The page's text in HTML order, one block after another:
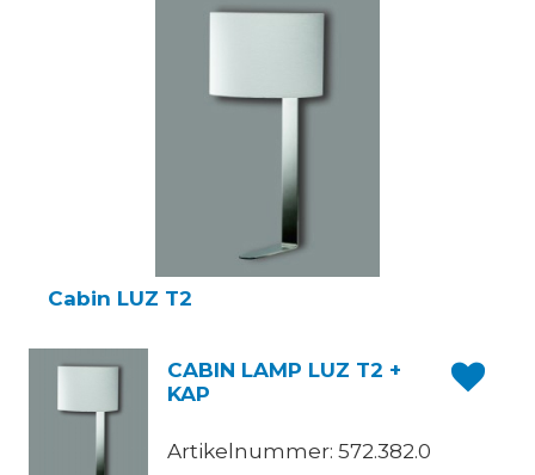
Cabin LUZ T2
CABIN LAMP LUZ T2 +
KAP
Artikelnummer: 572.382.0